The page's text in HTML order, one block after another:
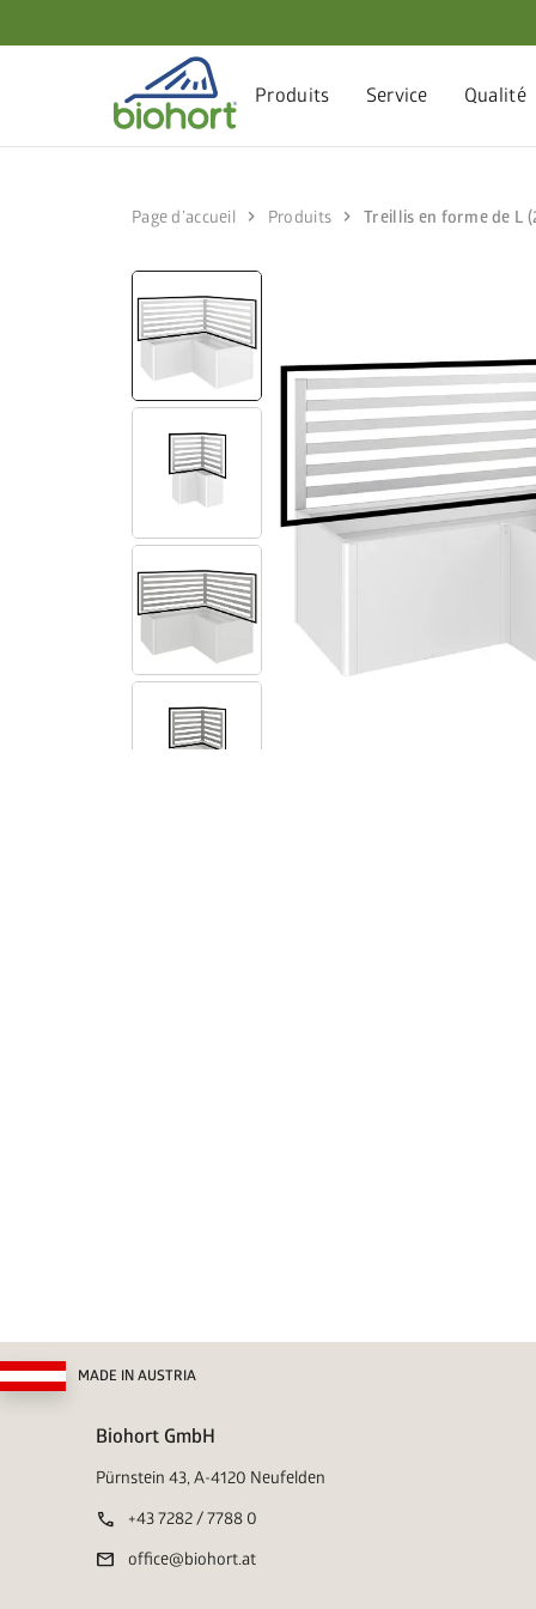
Produits Service Qualité
Page d’accueil chevron_right Produits chevron_right Treillis en forme de L
MADE IN AUSTRIA
Biohort GmbH
Pürnstein 43, A-4120 Neufelden
call +43 7282 / 7788 0
mail office@biohort.at